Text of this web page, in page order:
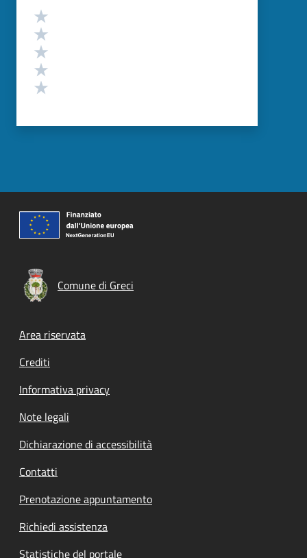
Valutazione
Comune di Greci
Footer menu
Area riservata
Crediti
Informativa privacy
Note legali
Dichiarazione di accessibilità
Contatti
Prenotazione appuntamento
Richiedi assistenza
Statistiche del portale